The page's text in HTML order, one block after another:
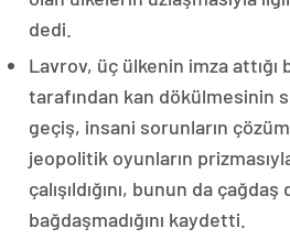
dedi.
Lavrov, üç ülkenin imza attığı
tarafından kan dökülmesinin
geçiş, insani sorunların
jeopolitik oyunların
çalışıldığını, bunun da
bağdaşmadığını kaydetti.